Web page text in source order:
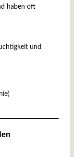
haben oft
und